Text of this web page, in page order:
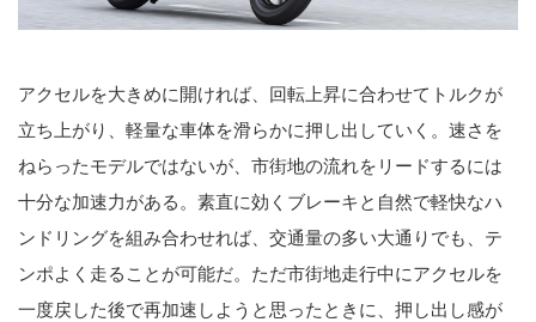
アクセルを大きめに開ければ、回転上昇に合わせてトルクが
立ち上がり、軽量な車体を滑らかに押し出していく。速さを
ねらったモデルではないが、市街地の流れをリードするには
十分な加速力がある。素直に効くブレーキと自然で軽快なハ
ンドリングを組み合わせれば、交通量の多い大通りでも、テ
ンポよく走ることが可能だ。ただ市街地走行中にアクセルを
一度戻した後で再加速しようと思ったときに、押し出し感が